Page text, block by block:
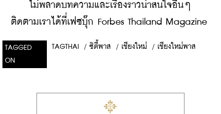
ไม่พลาดบทความและเรื่องราวน่าสนใจอื่นๆ
ติดตามเราได้ที่เฟซบุ๊ก Forbes Thailand Magazine
TAGGED
ON
TAGTHAI / ซิตี้พาส / เชียงใหม่ / เชียงใหม่พาส